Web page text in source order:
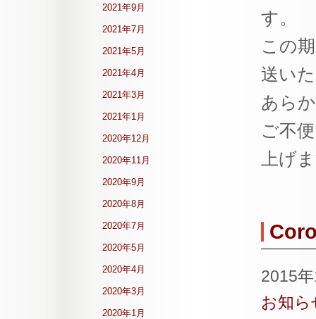
す。
この
送い
あら
ご不
上げ
2015
お知ら
2021年9月
2021年7月
2021年5月
2021年4月
2021年3月
2021年1月
2020年12月
2020年11月
2020年9月
2020年8月
2020年7月
2020年5月
2020年4月
2020年3月
2020年1月